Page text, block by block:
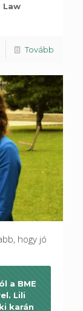
Law
Tovább
hogy jó
a BME
Lili
karán